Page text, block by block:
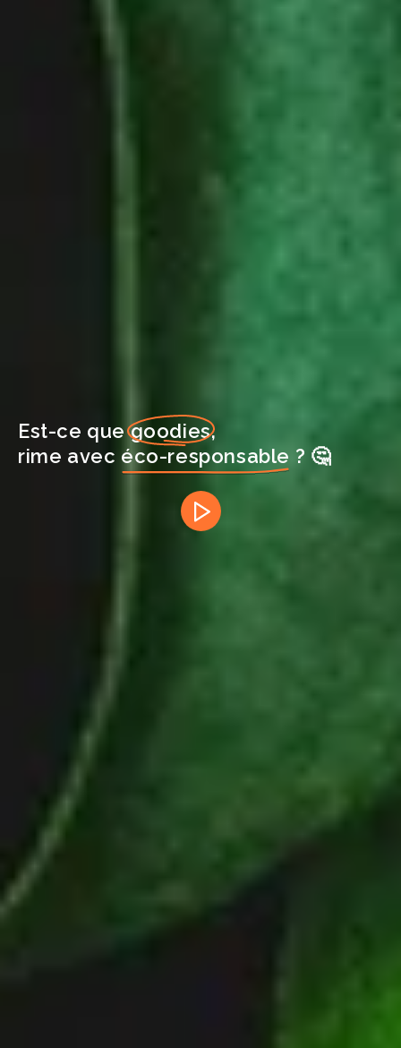
Est-ce quegoodies,
rime avec éco-responsable ? 🤔